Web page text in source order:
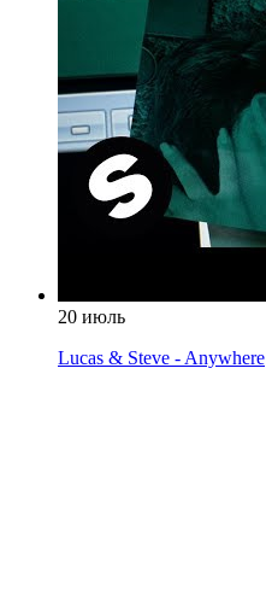
20 июль
Lucas & Steve - Anywhere